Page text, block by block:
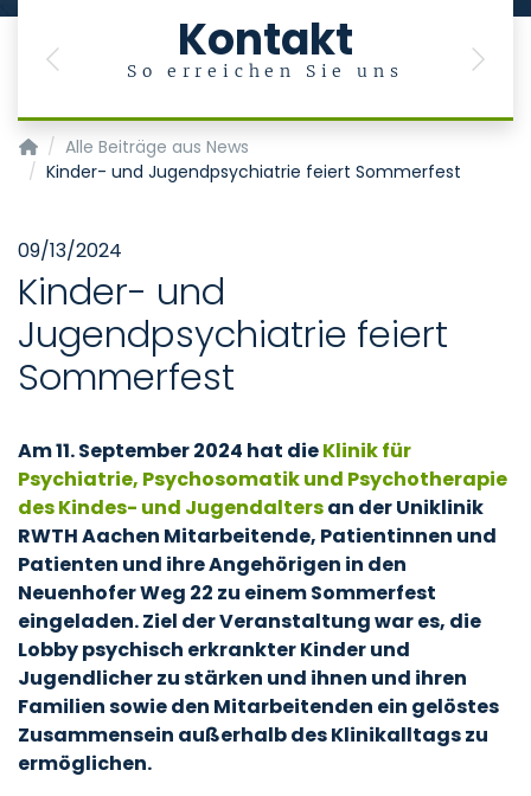
Kontakt
So erreichen Sie uns
Previous Next
Klinik für Psychiatrie, Psychosomatik und Psychotherapie
Alle Beiträge aus News
Kinder- und Jugendpsychiatrie feiert Sommerfest
09/13/2024
Kinder- und
Jugendpsychiatrie feiert
Sommerfest
Am 11. September 2024 hat dieKlinik für
Psychiatrie, Psychosomatik und Psychotherapie
des Kindes- und Jugendaltersan der Uniklinik
RWTH Aachen Mitarbeitende, Patientinnen und
Patienten und ihre Angehörigen in den
Neuenhofer Weg 22 zu einem Sommerfest
eingeladen. Ziel der Veranstaltung war es, die
Lobby psychisch erkrankter Kinder und
Jugendlicher zu stärken und ihnen und ihren
Familien sowie den Mitarbeitenden ein gelöstes
Zusammensein außerhalb des Klinikalltags zu
ermöglichen.